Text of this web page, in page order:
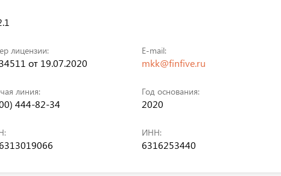
лицензии:
от 19.07.2020
E-mail:
mkk@finfive.ru
линия:
444-82-34
Год основания:
2020
ИНН:
6316253440